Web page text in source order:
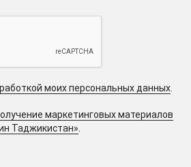
моих персональных данных.
маркетинговых материалов
Таджикистан».